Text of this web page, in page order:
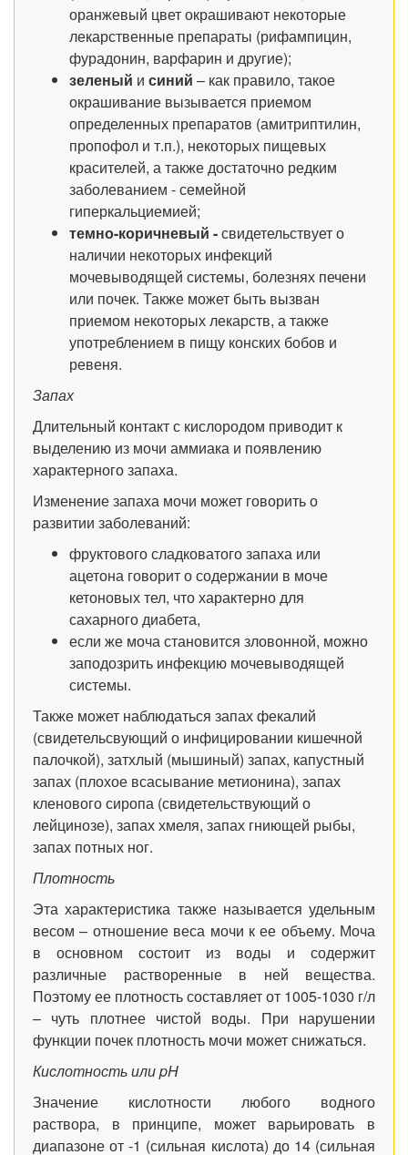
оранжевый цвет окрашивают некоторые
лекарственные препараты (рифампицин,
фурадонин, варфарин и другие);
зеленый и синий – как правило, такое
окрашивание вызывается приемом
определенных препаратов (амитриптилин,
пропофол и т.п.), некоторых пищевых
красителей, а также достаточно редким
заболеванием - семейной
гиперкальциемией;
темно-коричневый -свидетельствует о
наличии некоторых инфекций
мочевыводящей системы, болезнях печени
или почек. Также может быть вызван
приемом некоторых лекарств, а также
употреблением в пищу конских бобов и
ревеня.
Запах
Длительный контакт с кислородом приводит к
выделению из мочи аммиака и появлению
характерного запаха.
Изменение запаха мочи может говорить о
развитии заболеваний:
фруктового сладковатого запаха или
ацетона говорит о содержании в моче
кетоновых тел, что характерно для
сахарного диабета,
если же моча становится зловонной, можно
заподозрить инфекцию мочевыводящей
системы.
Также может наблюдаться запах фекалий
(свидетельсвующий о инфицировании кишечной
палочкой), затхлый (мышиный) запах, капустный
запах (плохое всасывание метионина), запах
кленового сиропа (свидетельствующий о
лейцинозе), запах хмеля, запах гниющей рыбы,
запах потных ног.
Плотность
Эта характеристика также называется удельным
весом – отношение веса мочи к ее объему. Моча
в основном состоит из воды и содержит
различные растворенные в ней вещества.
Поэтому ее плотность составляет от 1005-1030 г/л
– чуть плотнее чистой воды. При нарушении
функции почек плотность мочи может снижаться.
Кислотность или pH
Значение кислотности любого водного
раствора, в принципе, может варьировать в
диапазоне от -1 (сильная кислота) до 14 (сильная